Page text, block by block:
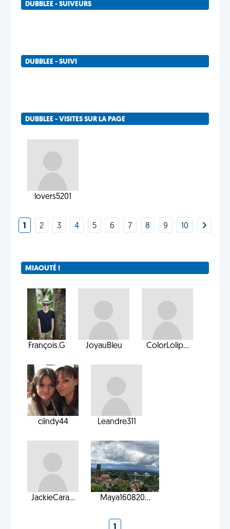
DUBBLEE - SUIVEURS
DUBBLEE - SUIVI
DUBBLEE - VISITES SUR LA PAGE
lovers5201
1 2 3 4 5 6 7 8 9 10
MIAOUTÉ !
François.G JoyauBleu ColorLolip...
ciindy44 Leandre311
JackieCara... Maya160820...